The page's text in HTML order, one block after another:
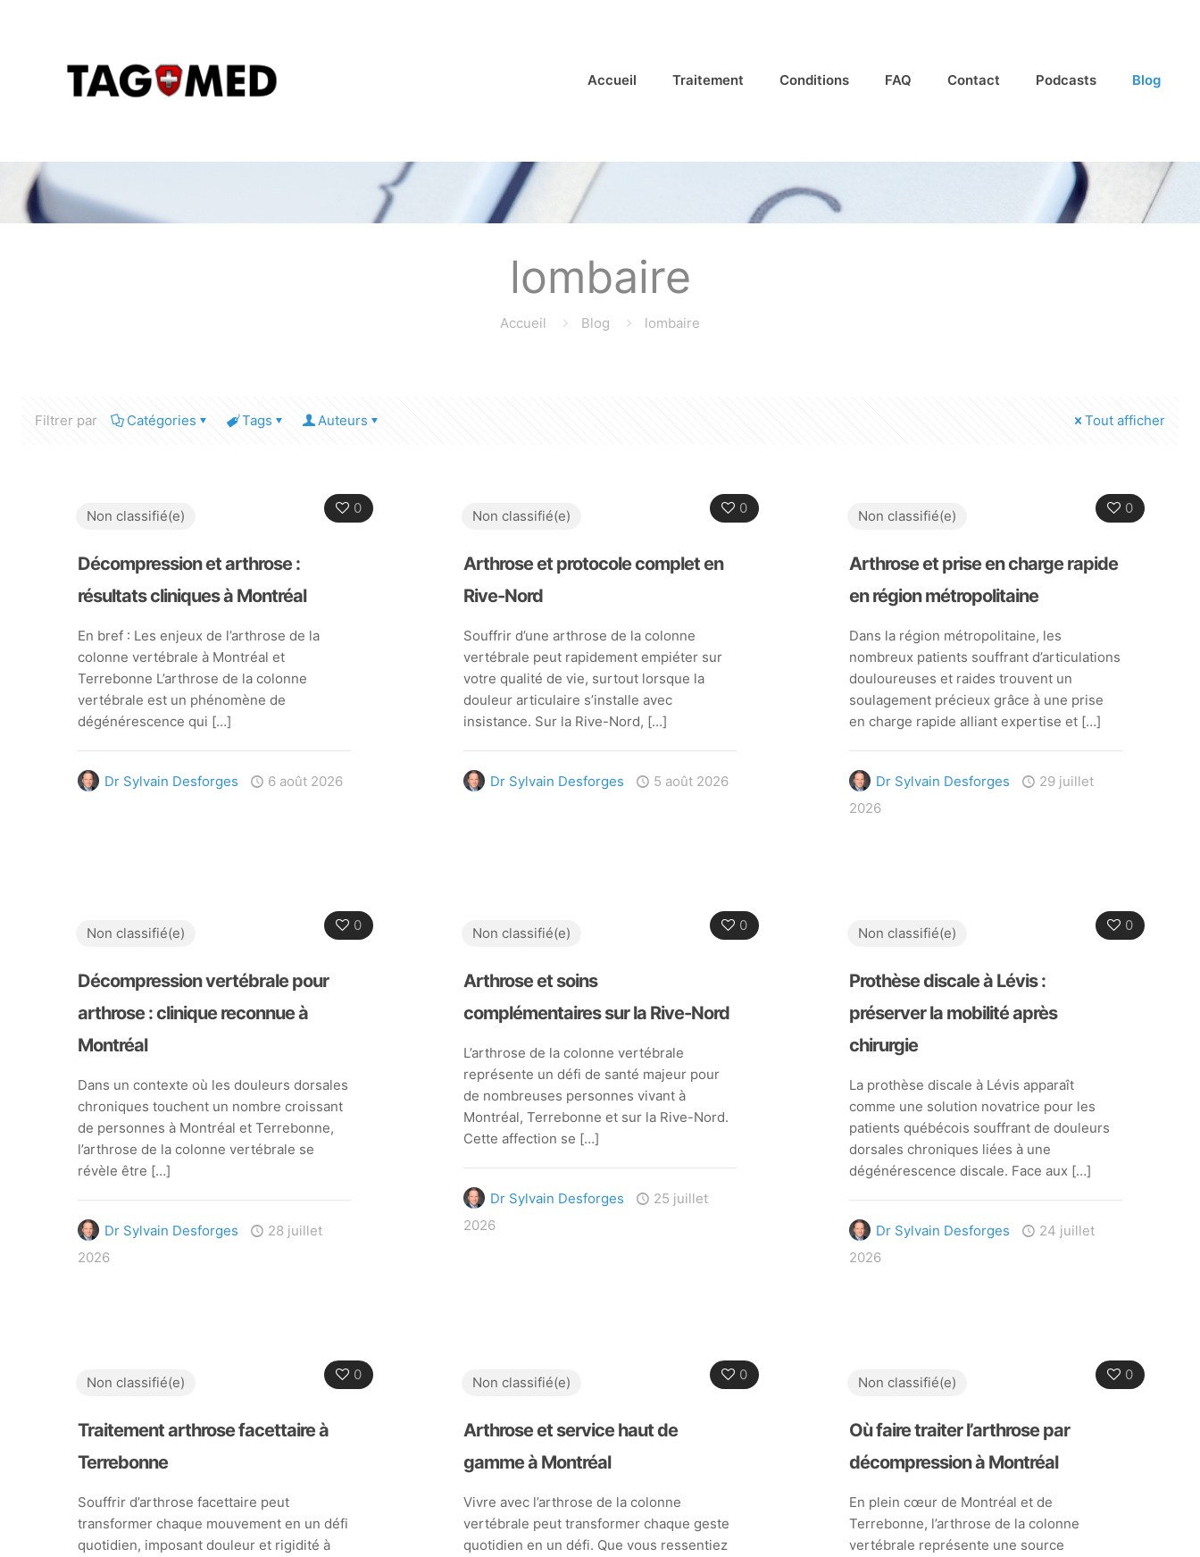
Accueil Traitement Conditions FAQ Contact Podcasts Blog
lombaire
Accueil Blog lombaire
Filtrer par Catégories Tags Auteurs Tout afficher
0
Non classifié(e)
Décompression et arthrose :
résultats cliniques à Montréal
En bref : Les enjeux de l’arthrose de la
colonne vertébrale à Montréal et
Terrebonne L’arthrose de la colonne
vertébrale est un phénomène de
dégénérescence qui […]
Dr Sylvain Desforges 6 août 2026
0
Non classifié(e)
Arthrose et protocole complet en
Rive-Nord
Souffrir d’une arthrose de la colonne
vertébrale peut rapidement empiéter sur
votre qualité de vie, surtout lorsque la
douleur articulaire s’installe avec
insistance. Sur la Rive-Nord, […]
Dr Sylvain Desforges 5 août 2026
0
Non classifié(e)
Arthrose et prise en charge rapide
en région métropolitaine
Dans la région métropolitaine, les
nombreux patients souffrant d’articulations
douloureuses et raides trouvent un
soulagement précieux grâce à une prise
en charge rapide alliant expertise et[…]
Dr Sylvain Desforges
29 juillet
2026
0
Non classifié(e)
Décompression vertébrale pour
arthrose : clinique reconnue à
Montréal
Dans un contexte où les douleurs dorsales
chroniques touchent un nombre croissant
de personnes à Montréal et Terrebonne,
l’arthrose de la colonne vertébrale se
révèle être […]
Dr Sylvain Desforges
28 juillet
2026
0
Non classifié(e)
Arthrose et soins
complémentaires sur la Rive-Nord
L’arthrose de la colonne vertébrale
représente un défi de santé majeur pour
de nombreuses personnes vivant à
Montréal, Terrebonne et sur la Rive-Nord.
Cette affection se […]
Dr Sylvain Desforges
25 juillet
2026
0
Non classifié(e)
Prothèse discale à Lévis :
préserver la mobilité après
chirurgie
La prothèse discale à Lévis apparaît
comme une solution novatrice pour les
patients québécois souffrant de douleurs
dorsales chroniques liées à une
dégénérescence discale. Face aux[…]
Dr Sylvain Desforges
24 juillet
2026
0
Non classifié(e)
Traitement arthrose facettaire à
Terrebonne
Souffrir d’arthrose facettaire peut
transformer chaque mouvement en un défi
quotidien, imposant douleur et rigidité à
0
Non classifié(e)
Arthrose et service haut de
gamme à Montréal
Vivre avec l’arthrose de la colonne
vertébrale peut transformer chaque geste
quotidien en un défi. Que vous ressentiez
0
Non classifié(e)
Où faire traiter l’arthrose par
décompression à Montréal
En plein cœur de Montréal et de
Terrebonne, l’arthrose de la colonne
vertébrale représente une source